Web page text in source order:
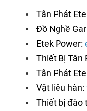
Tân Phát
Đồ Nghề
Etek Power:
Thiết Bị Tân
Tân Phát
Vật liệu hàn:
Thiết bị đào